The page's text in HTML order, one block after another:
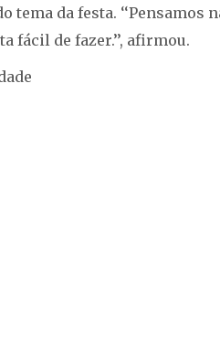
da festa. ‘‘Pensamos
fácil de fazer.’’, afirmou.